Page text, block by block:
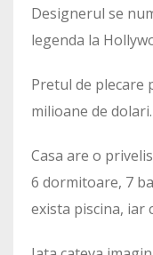
Designerul se
legenda la
Pretul de plecare
milioane de dolari.
Casa are o
6 dormitoare, 7
exista piscina, iar